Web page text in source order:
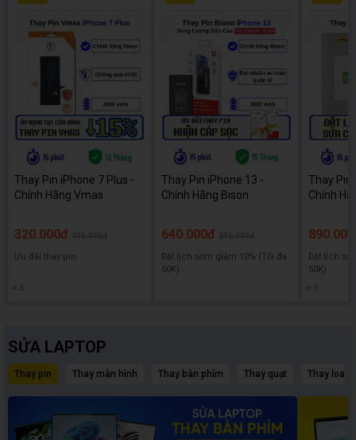
Thay Pin iPhone 7 Plus -
Chính Hãng Vmas
320.000đ
Ưu đãi thay pin
★ 5
Thay Pin iPhone 13 -
Chính Hãng Bison
640.000đ
Đặt lịch sớm giảm 10% (Tối đa
50K)
Thay Pin
Chính
Đặt lịch
50K)
★ 5
SỬA LAPTOP
Thay pin Thay màn hình Thay bàn phím Thay quạt Thay loa